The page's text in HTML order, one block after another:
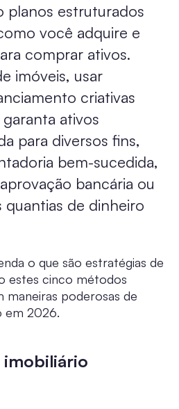
planos estruturados
você adquire e
comprar ativos.
imóveis, usar
criativas
ativos
para diversos fins,
bem-sucedida,
bancária ou
quantias de dinheiro
o que são estratégias de
estes cinco métodos
poderosas de
em 2026.
imobiliário